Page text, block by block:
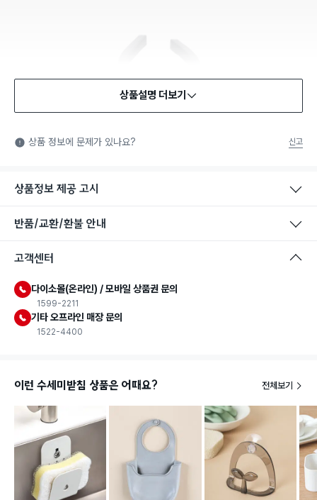
상품설명 더보기
상품 정보에 문제가 있나요? 신고
상품정보 제공 고시
반품/교환/환불 안내
고객센터
다이소몰(온라인) / 모바일 상품권 문의
1599-2211
기타 오프라인 매장 문의
1522-4400
이런 수세미받침 상품은 어때요? 전체보기